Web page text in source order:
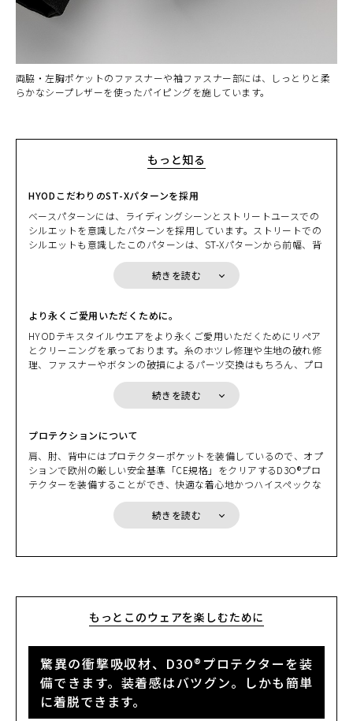
両脇・左胸ポケットのファスナーや袖ファスナー部には、しっとりと柔
らかなシープレザーを使ったパイピングを施しています。
もっと知る
HYODこだわりのST-Xパターンを採用
ベースパターンには、ライディングシーンとストリートユースでの
シルエットを意識したパターンを採用しています。ストリートでの
シルエットも意識したこのパターンは、ST-Xパターンから前幅、背
ングでの運動性能を損なわずに、バイクを降りた時の着用感と美し
いシルエットを実現しています。前傾ポジションでは多少のハリ感
ィングシーンでの運動性とバイクを降りた時のスタイリッシュなシ
ルエットを体感していただけます。ストリートにも溶け込む自然な
シルエットを重視される方にはちょうどいいバランスに仕上がって
いると思います。
続きを読む
より永くご愛用いただくために。
HYODテキスタイルウエアをより永くご愛用いただくためにリペア
とクリーニングを承っております。糸のホツレ修理や生地の破れ修
理、ファスナーやボタンの破損によるパーツ交換はもちろん、プロ
す。また、クリーニングは、国内トップ技術を誇る専門のクリーニ
ング工場との技術提携により、素材特性に応じたクリーニングを実
製品のリペア＆カスタマーサービスの詳細はこちらをご覧くださ
い。
https://www.hyod-products.com/customer/
続きを読む
プロテクションについて
肩、肘、背中にはプロテクターポケットを装備しているので、オプ
ションで欧州の厳しい安全基準「CE規格」をクリアするD3O®プロ
テクターを装備することができ、快適な着心地かつハイスペックな
D3O®プロテクターの特徴は、とても柔軟で体の動きに馴染むとい
う点。そのため、ジャケットのシルエットを損なうことなく、安全
す。
＊よりプロテクション効果を求める方には、チェストプロテクター
HYOD D3O® AIR CHEST PROTECTOR」やセパレートタイプの
続きを読む
もっとこのウェアを楽しむために
驚異の衝撃吸収材、D3O®プロテクターを装
備できます。装着感はバツグン。しかも簡単
に着脱できます。